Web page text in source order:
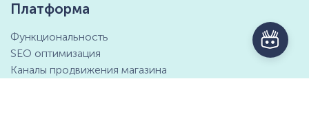
Платформа
Функциональность
SEO оптимизация
Каналы продвижения магазина